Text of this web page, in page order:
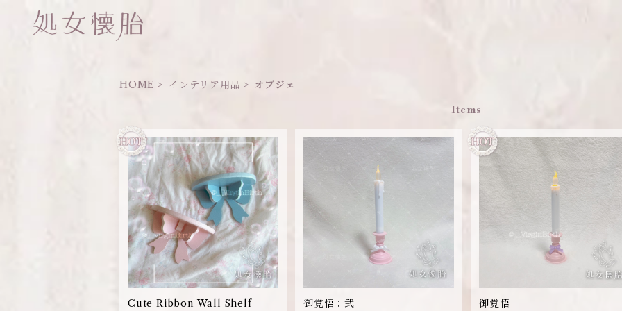
HOME インテリア用品 オブジェ
Items
Cute Ribbon Wall Shelf 御覚悟：弐 御覚悟